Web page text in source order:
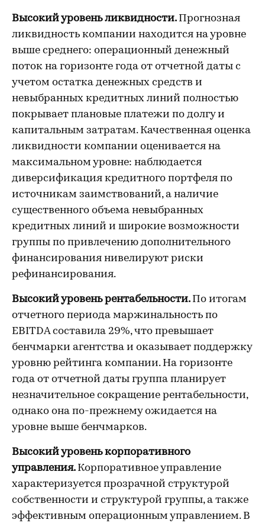
Высокий уровень ликвидности. Прогнозная
ликвидность компании находится на уровне
выше среднего: операционный денежный
поток на горизонте года от отчетной даты с
учетом остатка денежных средств и
невыбранных кредитных линий полностью
покрывает плановые платежи по долгу и
капитальным затратам. Качественная оценка
ликвидности компании оценивается на
максимальном уровне: наблюдается
диверсификация кредитного портфеля по
источникам заимствований, а наличие
существенного объема невыбранных
кредитных линий и широкие возможности
группы по привлечению дополнительного
финансирования нивелируют риски
рефинансирования.
Высокий уровень рентабельности. По итогам
отчетного периода маржинальность по
EBITDA составила 29%, что превышает
бенчмарки агентства и оказывает поддержку
уровню рейтинга компании. На горизонте
года от отчетной даты группа планирует
незначительное сокращение рентабельности,
однако она по-прежнему ожидается на
уровне выше бенчмарков.
Высокий уровень корпоративного
управления. Корпоративное управление
характеризуется прозрачной структурой
собственности и структурой группы, а также
эффективным операционным управлением. В